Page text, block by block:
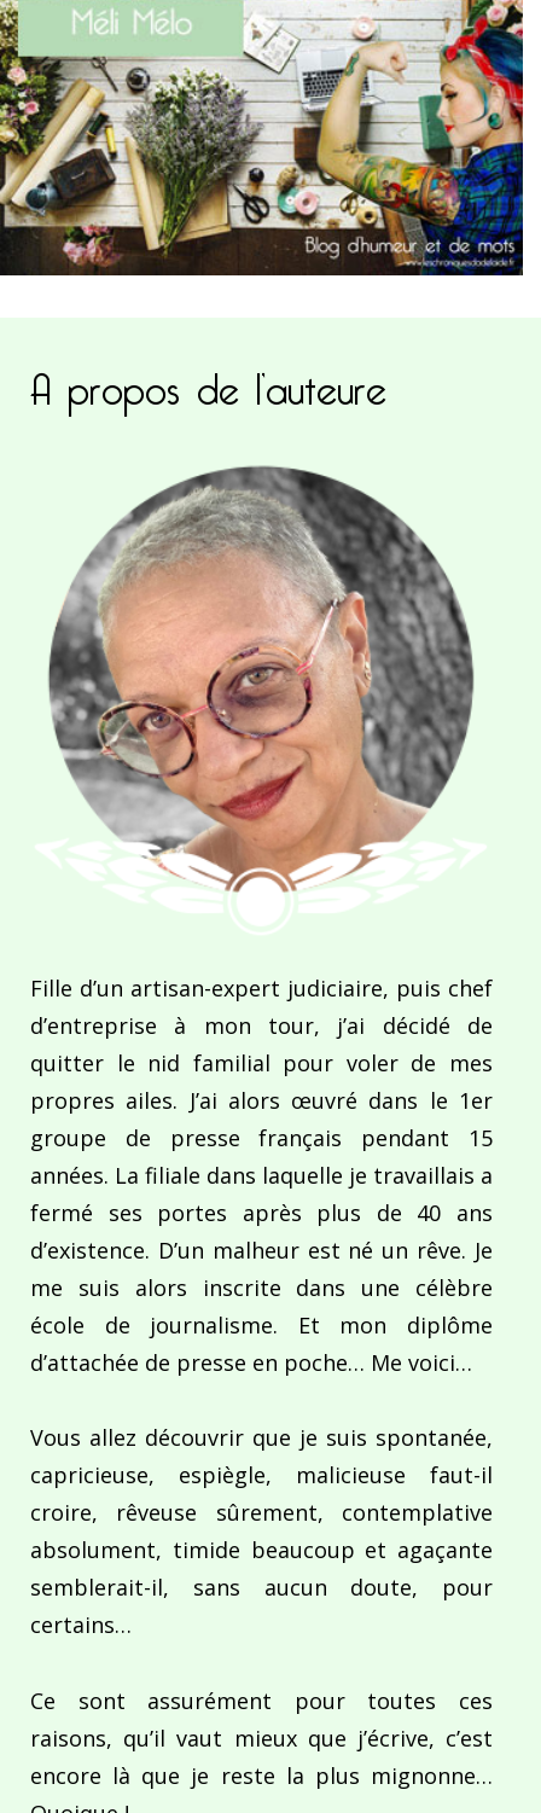
A propos de l’auteure
Fille d’un artisan-expert judiciaire, puis chef
d’entreprise à mon tour, j’ai décidé de
quitter le nid familial pour voler de mes
propres ailes. J’ai alors œuvré dans le 1er
groupe de presse français pendant 15
années. La filiale dans laquelle je travaillais a
fermé ses portes après plus de 40 ans
d’existence. D’un malheur est né un rêve. Je
me suis alors inscrite dans une célèbre
école de journalisme. Et mon diplôme
d’attachée de presse en poche… Me voici…
Vous allez découvrir que je suis spontanée,
capricieuse, espiègle, malicieuse faut-il
croire, rêveuse sûrement, contemplative
absolument, timide beaucoup et agaçante
semblerait-il, sans aucun doute, pour
certains…
Ce sont assurément pour toutes ces
raisons, qu’il vaut mieux que j’écrive, c’est
encore là que je reste la plus mignonne…